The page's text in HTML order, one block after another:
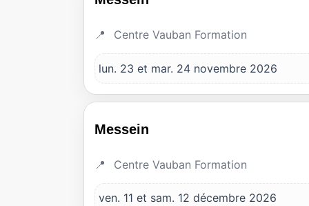
Centre Vauban Formation
lun. 23 et mar. 24 novembre 2026
Messein
Centre Vauban Formation
ven. 11 et sam. 12 décembre 2026